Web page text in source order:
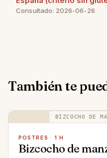
Consultado: 2026-06-26
También te
BIZCOCHO DE
POSTRES · 1 H
Bizcocho de